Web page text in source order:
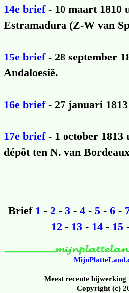
14e brief- 10 maart 1810
Estramadura (Z-W van
15e brief- 28 september
Andaloesië.
16e brief- 27 januari
17e brief- 1 october 1813
dépôt ten N. van
Brief 1 - 2 -3 -4 -5 -6 -
12 - 13 - 14 - 15 -
Meest recente bijwerking
Copyright (c)